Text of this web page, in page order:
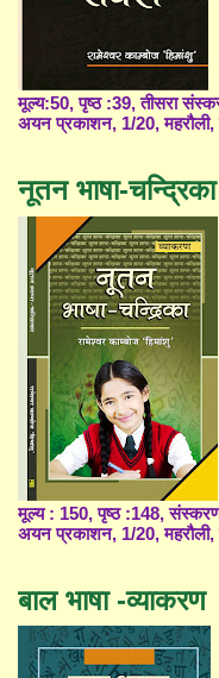
मूल्य:50, पृष्ठ :39, तीसरा
अयन प्रकाशन, 1/20, महरौली,
नूतन भाषा-
मूल्य : 150, पृष्ठ :148,
अयन प्रकाशन, 1/20, महरौली,
बाल भाषा -व्याकरण